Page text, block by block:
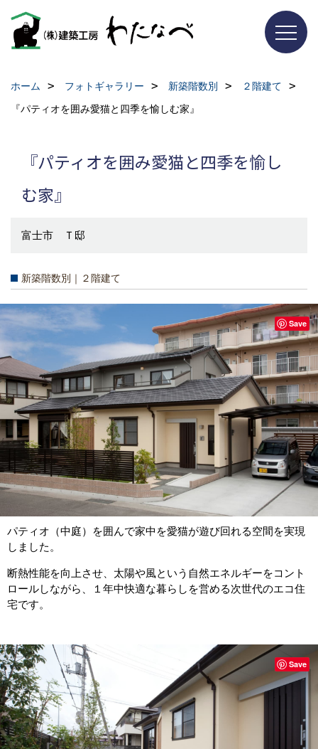
ホーム フォトギャラリー 新築階数別
２階建て
『パティオを囲み愛猫と四季を愉しむ家』
『パティオを囲み愛猫と四季を愉し
む家』
富士市 Ｔ邸
新築階数別｜２階建て
パティオ（中庭）を囲んで家中を愛猫が遊び回れる空間を実現
しました。
断熱性能を向上させ、太陽や風という自然エネルギーをコント
ロールしながら、１年中快適な暮らしを営める次世代のエコ住
宅です。
Save
Save